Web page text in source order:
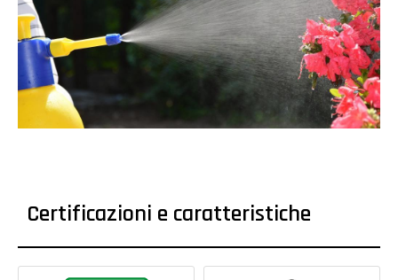
Certificazioni e caratteristiche